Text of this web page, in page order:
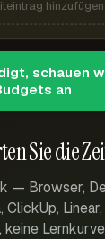
Sie die
— Browser,
ClickUp,
keine Lernkurve
hinzufügen
schauen
an